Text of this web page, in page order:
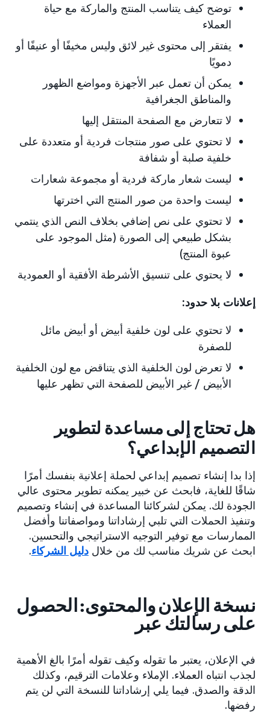
توضح كيف يتناسب المنتج والماركة مع حياة
العملاء
يفتقر إلى محتوى غير لائق وليس مخيفًا أو عنيفًا أو
دمويًا
يمكن أن تعمل عبر الأجهزة ومواضع الظهور
والمناطق الجغرافية
لا تتعارض مع الصفحة المنتقل إليها
لا تحتوي على صور منتجات فردية أو متعددة على
خلفية صلبة أو شفافة
ليست شعار ماركة فردية أو مجموعة شعارات
ليست واحدة من صور المنتج التي اخترتها
لا تحتوي على نص إضافي بخلاف النص الذي ينتمي
بشكل طبيعي إلى الصورة (مثل الموجود على
عبوة المنتج)
لا يحتوي على تنسيق الأشرطة الأفقية أو العمودية
إعلانات بلا حدود:
لا تحتوي على لون خلفية أبيض أو أبيض مائل
للصفرة
لا تعرض لون الخلفية الذي يتناقض مع لون الخلفية
الأبيض / غير الأبيض للصفحة التي تظهر عليها
هل تحتاج إلى مساعدة لتطوير
التصميم الإبداعي؟
إذا بدا إنشاء تصميم إبداعي لحملة إعلانية بنفسك أمرًا
شاقًا للغاية، فابحث عن خبير يمكنه تطوير محتوى عالي
الجودة لك. يمكن لشركائنا المساعدة في إنشاء وتصميم
وتنفيذ الحملات التي تلبي إرشاداتنا ومواصفاتنا وأفضل
الممارسات مع توفير التوجيه الاستراتيجي والتحسين.
ابحث عن شريك مناسب لك من خلال دليل الشركاء.
نسخة الإعلان والمحتوى: الحصول
على رسالتك عبر
في الإعلان، يعتبر ما تقوله وكيف تقوله أمرًا بالغ الأهمية
لجذب انتباه العملاء. الإملاء وعلامات الترقيم، وكذلك
الدقة والصدق. فيما يلي إرشاداتنا للنسخة التي لن يتم
رفضها.